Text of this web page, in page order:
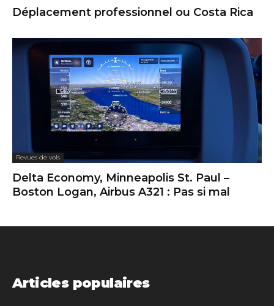
Déplacement professionnel ou Costa Rica
Revues de vols
Delta Economy, Minneapolis St. Paul –
Boston Logan, Airbus A321 : Pas si mal
Articles populaires